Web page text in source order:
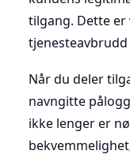
tilgang. Dette
Når du deler
navngitte
ikke lenger er